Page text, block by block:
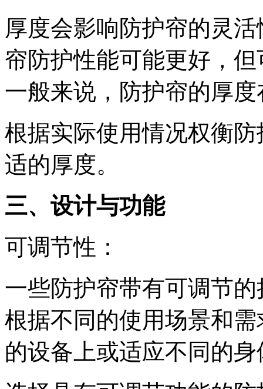
厚度会影响防护帘的灵
帘防护性能可能更好，
一般来说，防护帘的厚
根据实际使用情况权衡
适的厚度。
三、设计与功能
可调节性：
一些防护帘带有可调节
根据不同的使用场景和
的设备上或适应不同的